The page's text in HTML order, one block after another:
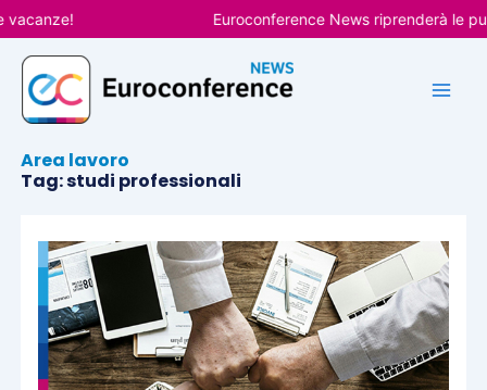
Vai
al
contenuto
Euroconference News riprenderà le
Area lavoro
Tag: studi professionali